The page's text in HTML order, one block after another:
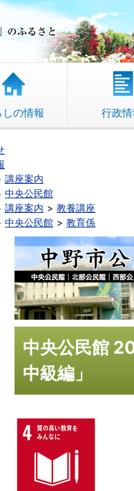
中野市 「故
しの情報 行政
講座案内
中央公民館
講座案内
教養講座
中央公民館 教育係
中央公民館
中級編」